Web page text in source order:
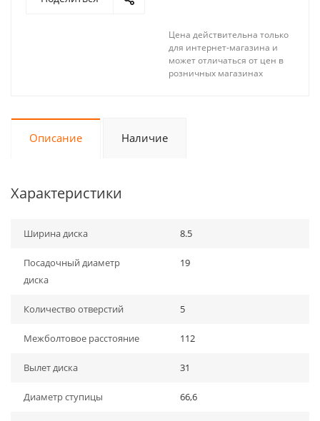
Цена действительна только
для интернет-магазина и
может отличаться от цен в
розничных магазинах
Описание Наличие
Характеристики
Ширина диска 8.5
Посадочный диаметр
диска
19
Количество отверстий 5
Межболтовое расстояние 112
Вылет диска 31
Диаметр ступицы 66,6